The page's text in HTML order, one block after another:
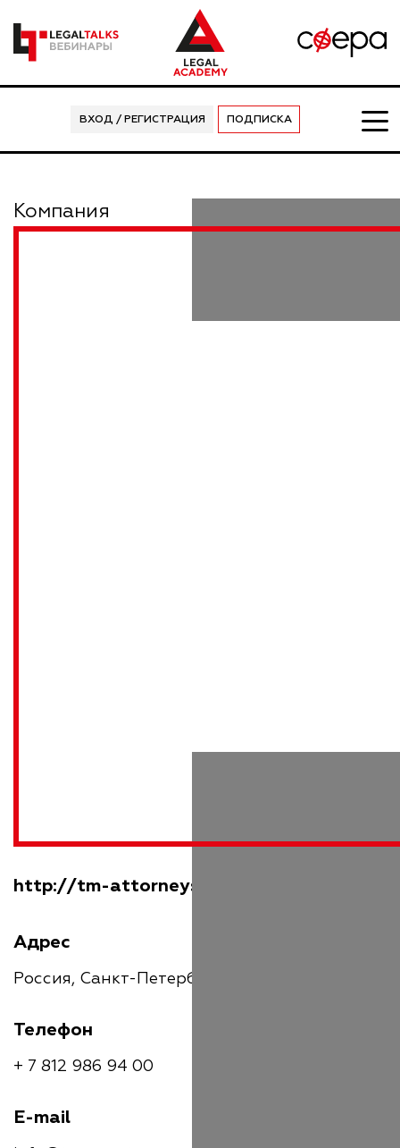
ВХОД / РЕГИСТРАЦИЯ ПОДПИСКА
Компания
http://tm-attorneys-at-law.com/
Адрес
Россия, Санкт-Петербург, улица Рылеева, 24
Телефон
+ 7 812 986 94 00
E-mail